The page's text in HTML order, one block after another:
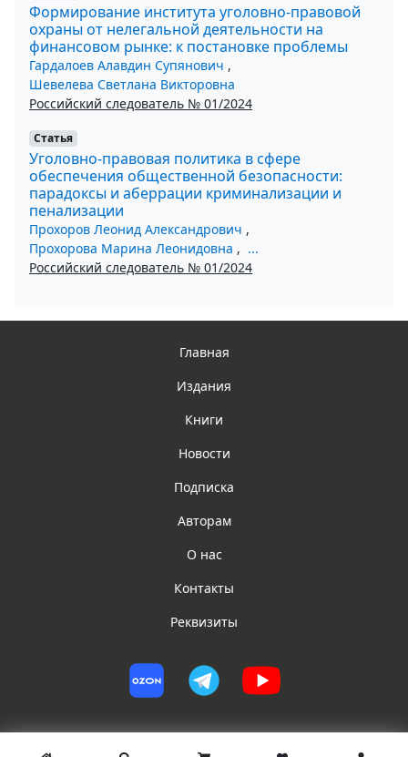
Формирование института уголовно-правовой
охраны от нелегальной деятельности на
финансовом рынке: к постановке проблемы
Гардалоев Алавдин Супянович ,
Шевелева Светлана Викторовна
Российский следователь № 01/2024
Статья
Уголовно-правовая политика в сфере
обеспечения общественной безопасности:
парадоксы и аберрации криминализации и
пенализации
Прохоров Леонид Александрович ,
Прохорова Марина Леонидовна , ...
Российский следователь № 01/2024
Главная
Издания
Книги
Новости
Подписка
Авторам
О нас
Контакты
Реквизиты